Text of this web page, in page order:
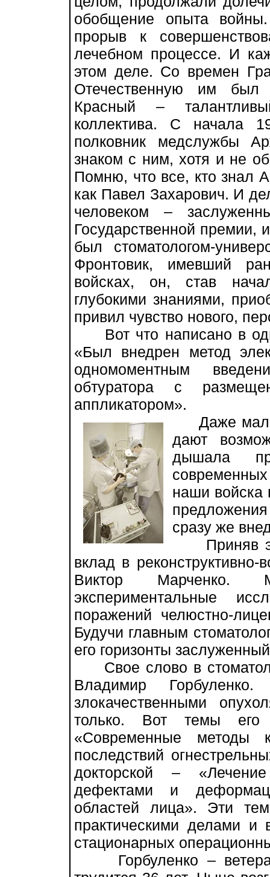
обобщение опыта
прорыв к
лечебном процессе. И
этом деле. Со времен
Отечественную им был
Красный –
коллектива. С начала
полковник медслужбы
знаком с ним, хотя и не
Помню, что все, кто знал
как Павел Захарович. И
человеком –
Государственной премии,
был стоматологом-
Фронтовик, имевший
войсках, он, став
глубокими знаниями,
привил чувство нового,
Вот что написано в
«Был внедрен метод
одномоментным
обтуратора с
аппликатором».
Даже
дают
дышала
наши войска
сразу же
Приняв
вклад в реконструктивно-
Виктор Марченко.
экспериментальные
поражений челюстно-
Будучи главным
его горизонты
Свое слово в
Владимир
злокачественными
только. Вот темы его
«Современные методы
последствий
докторской –
дефектами и
областей лица». Эти
практическими делами
стационарных
Горбуленко – ветеран